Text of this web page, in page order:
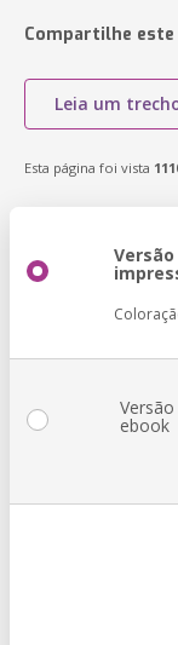
Compartilhe
Leia um
Esta página foi vista
Versão
Versão
ebook